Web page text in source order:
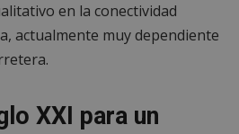
en la conectividad
actualmente muy dependiente
XXI para un